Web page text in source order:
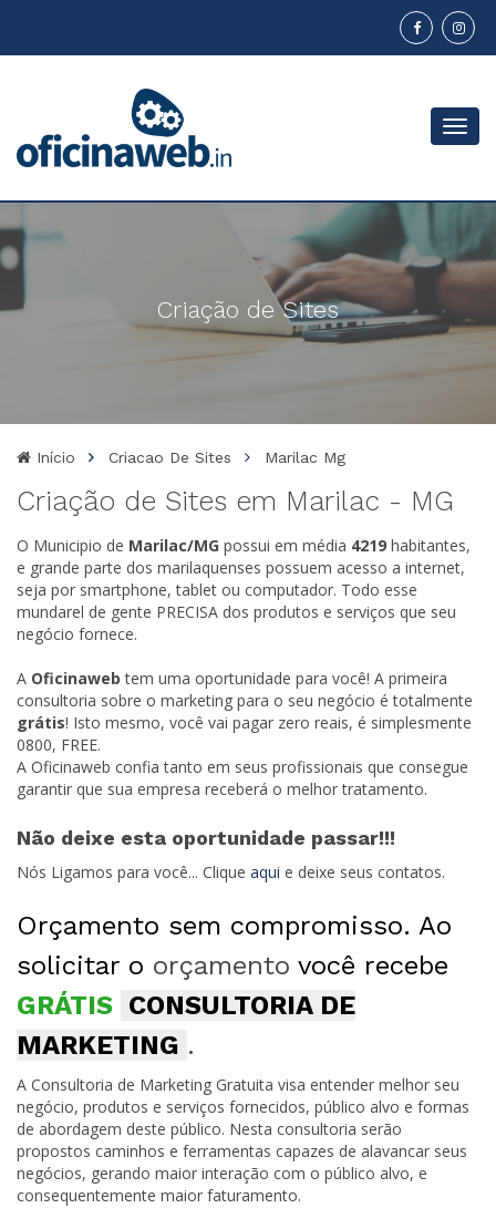
Menu
Criação de Sites
Início Criacao De Sites Marilac Mg
Criação de Sites em Marilac - MG
O Municipio de Marilac/MG possui em média 4219 habitantes,
e grande parte dos marilaquenses possuem acesso a internet,
seja por smartphone, tablet ou computador. Todo esse
mundarel de gente PRECISA dos produtos e serviços que seu
negócio fornece.
A Oficinaweb tem uma oportunidade para você! A primeira
consultoria sobre o marketing para o seu negócio é totalmente
grátis! Isto mesmo, você vai pagar zero reais, é simplesmente
0800, FREE.
A Oficinaweb confia tanto em seus profissionais que consegue
garantir que sua empresa receberá o melhor tratamento.
Não deixe esta oportunidade passar!!!
Nós Ligamos para você... Clique aqui e deixe seus contatos.
Orçamento sem compromisso. Ao
solicitar o orçamento você recebe
GRÁTIS CONSULTORIA DE
MARKETING .
A Consultoria de Marketing Gratuita visa entender melhor seu
negócio, produtos e serviços fornecidos, público alvo e formas
de abordagem deste público. Nesta consultoria serão
propostos caminhos e ferramentas capazes de alavancar seus
negócios, gerando maior interação com o público alvo, e
consequentemente maior faturamento.